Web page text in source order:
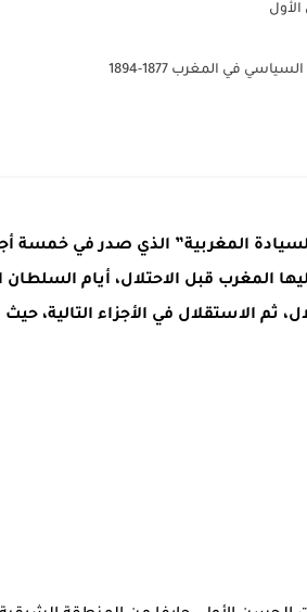
في المغرب 1877-1894
المغربية” الذي صدر في خمسة
المغرب قبل الاحتلال، أيام
ثم الاستقلال في الأجزاء التالية،